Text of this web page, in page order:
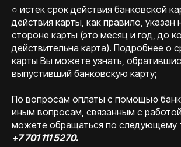
○ истек срок действия банковской
действия карты, как правило, указан
стороне карты (это месяц и год, до
действительна карта). Подробнее о
карты Вы можете узнать,
выпустивший банковскую карту;
По вопросам оплаты с помощью
иным вопросам, связанным с
можете обращаться по следующему
+7 701 111 5270.